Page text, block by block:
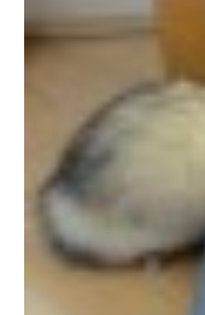
O FRETCE
PÉČE O FRETKU